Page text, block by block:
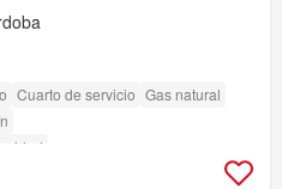
Cuarto de servicio Gas natural